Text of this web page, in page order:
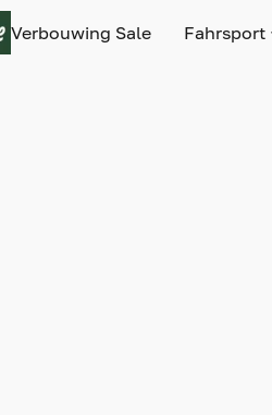
Verbouwing Sale Fahrsport